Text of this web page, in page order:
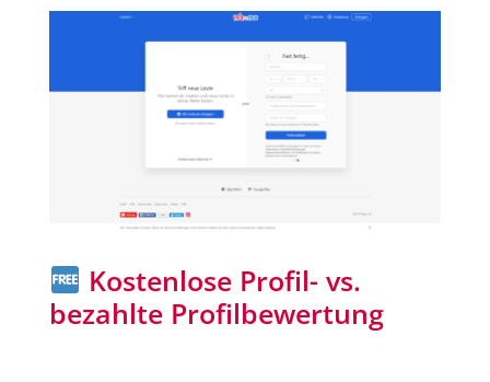
Kostenlose Profil- vs.
bezahlte Profilbewertung